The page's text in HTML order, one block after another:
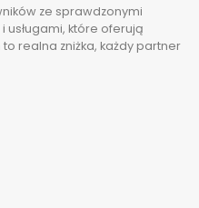
ze sprawdzonymi
które oferują
realna zniżka, każdy partner